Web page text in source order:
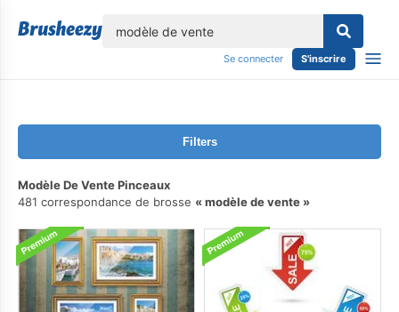
Se connecter S'inscrire
Filters
Modèle De Vente Pinceaux
481 correspondance de brosse
modèle de vente